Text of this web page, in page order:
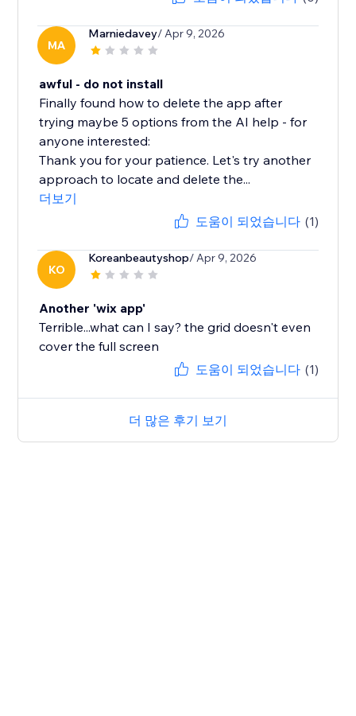
MA
Marniedavey/ Apr 9, 2026
awful - do not install
Finally found how to delete the app after
trying maybe 5 options from the AI help - for
anyone interested:
Thank you for your patience. Let's try another
approach to locate and delete the...
더보기
도움이 되었습니다 (1)
KO
Koreanbeautyshop/ Apr 9, 2026
Another 'wix app'
Terrible...what can I say? the grid doesn't even
cover the full screen
도움이 되었습니다 (1)
더 많은 후기 보기